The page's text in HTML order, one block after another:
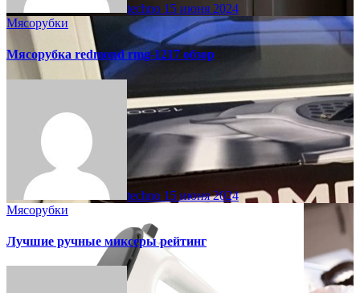
techno 15 июня 2024
Мясорубки
Мясорубка redmond rmg-1217 обзор
techno 15 июня 2024
Мясорубки
Лучшие ручные миксеры рейтинг